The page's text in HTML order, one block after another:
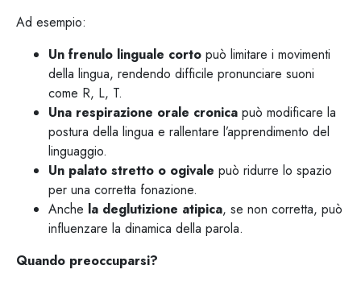
Ad esempio:
Un frenulo linguale corto può limitare i movimenti
della lingua, rendendo difficile pronunciare suoni
come R, L, T.
Una respirazione orale cronica può modificare la
postura della lingua e rallentare l’apprendimento del
linguaggio.
Un palato stretto o ogivale può ridurre lo spazio
per una corretta fonazione.
Anche la deglutizione atipica, se non corretta, può
influenzare la dinamica della parola.
Quando preoccuparsi?